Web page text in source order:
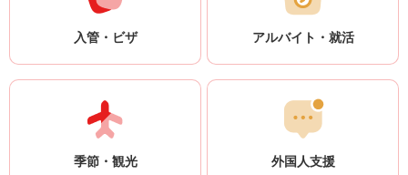
入管・ビザ アルバイト・就活
季節・観光 外国人支援